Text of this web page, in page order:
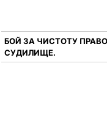
БОЙ ЗА ЧИСТОТУ
СУДИЛИЩЕ.